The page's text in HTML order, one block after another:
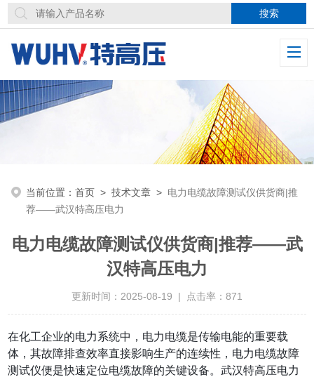
当前位置：首页 >技术文章 > 电力电缆故障测试仪供货商|推
荐——武汉特高压电力
电力电缆故障测试仪供货商|推荐——武
汉特高压电力
更新时间：2025-08-19 | 点击率：871
在化工企业的电力系统中，电力电缆是传输电能的重要载
体，其故障排查效率直接影响生产的连续性，电力电缆故障
测试仪便是快速定位电缆故障的关键设备。武汉特高压电力